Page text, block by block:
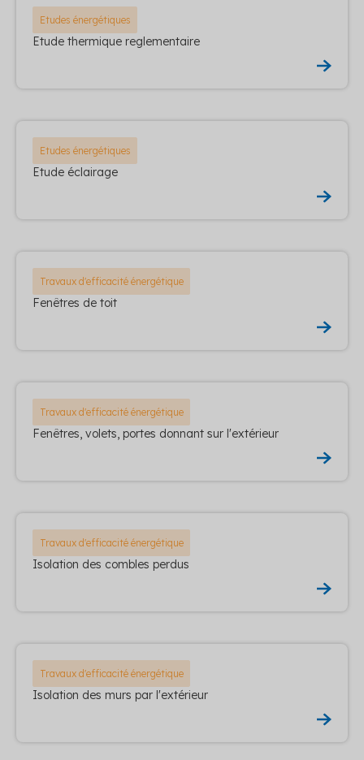
Etudes énergétiques
Etude thermique reglementaire
Etudes énergétiques
Etude éclairage
Travaux d'efficacité énergétique
Fenêtres de toit
Travaux d'efficacité énergétique
Fenêtres, volets, portes donnant sur l'extérieur
Travaux d'efficacité énergétique
Isolation des combles perdus
Travaux d'efficacité énergétique
Isolation des murs par l'extérieur